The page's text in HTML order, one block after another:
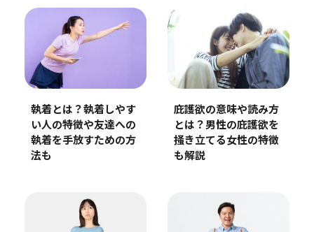
執着とは？執着しやす
い人の特徴や友達への
執着を手放すための方
法も
庇護欲の意味や読み方
とは？男性の庇護欲を
掻き立てる女性の特徴
も解説